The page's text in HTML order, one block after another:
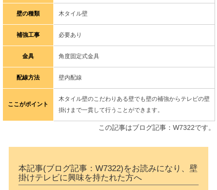
壁の種類 木タイル壁
補強工事 必要あり
金具 角度固定式金具
配線方法 壁内配線
ここがポイント
木タイル壁のこだわりある壁でも壁の補強からテレビの壁
掛けまで一貫して行うことができます。
この記事はブログ記事：W7322です。
本記事(ブログ記事：W7322)をお読みになり、壁
掛けテレビに興味を持たれた方へ